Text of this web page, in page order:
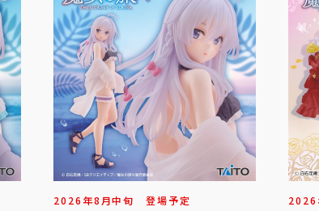
2026年8月中旬 登場予定 2026